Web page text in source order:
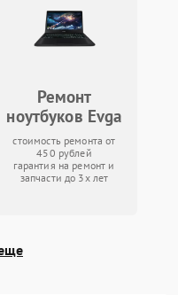
Ремонт
ноутбуков Evga
стоимость ремонта от
450 рублей
гарантия на ремонт и
запчасти до 3х лет